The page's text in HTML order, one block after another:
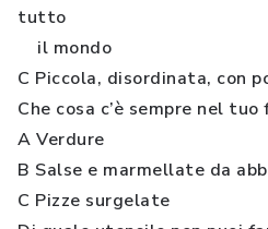
tutto
il mondo
C Piccola, disordinata, con
Che cosa c’è sempre nel tuo
A Verdure
B Salse e marmellate da
C Pizze surgelate